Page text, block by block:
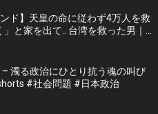
ンド】天皇の命に従わず4万人を救
」と家を出て.. 台湾を救った男｜
勝利』 by 寿STUDIO
– 濁る政治にひとり抗う魂の叫び
#社会問題 #日本政治